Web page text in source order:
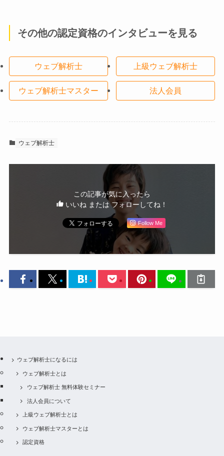
その他の認定資格のインタビューを見る
ウェブ解析士 上級ウェブ解析士
ウェブ解析士マスター 法人会員
ウェブ解析士
この記事が気に入ったら
いいね または フォローしてね！
Follow Me
ウェブ解析士になるには
ウェブ解析士とは
ウェブ解析士 無料体験セミナー
法人会員について
上級ウェブ解析士とは
ウェブ解析士マスターとは
認定資格